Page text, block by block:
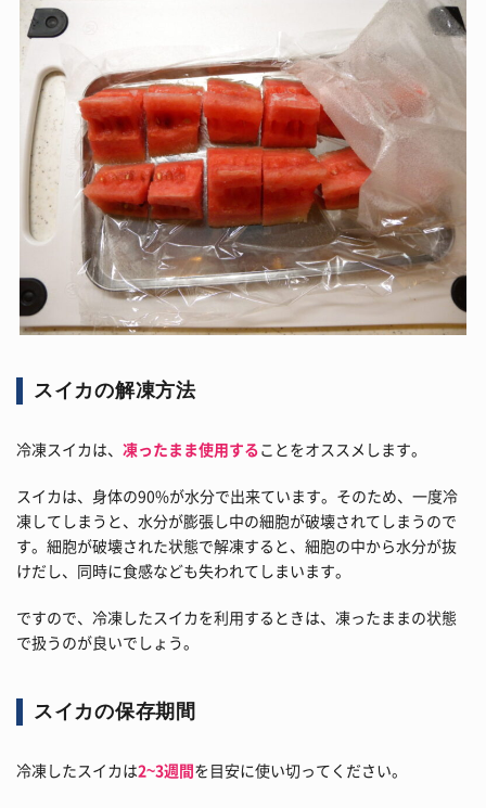
スイカの解凍方法
冷凍スイカは、 凍ったまま使用することをオススメします。
スイカは、身体の90%が水分で出来ています。そのため、一度冷
凍してしまうと、水分が膨張し中の細胞が破壊されてしまうので
す。細胞が破壊された状態で解凍すると、細胞の中から水分が抜
けだし、同時に食感なども失われてしまいます。
ですので、冷凍したスイカを利用するときは、凍ったままの状態
で扱うのが良いでしょう。
スイカの保存期間
冷凍したスイカは2~3週間を目安に使い切ってください。